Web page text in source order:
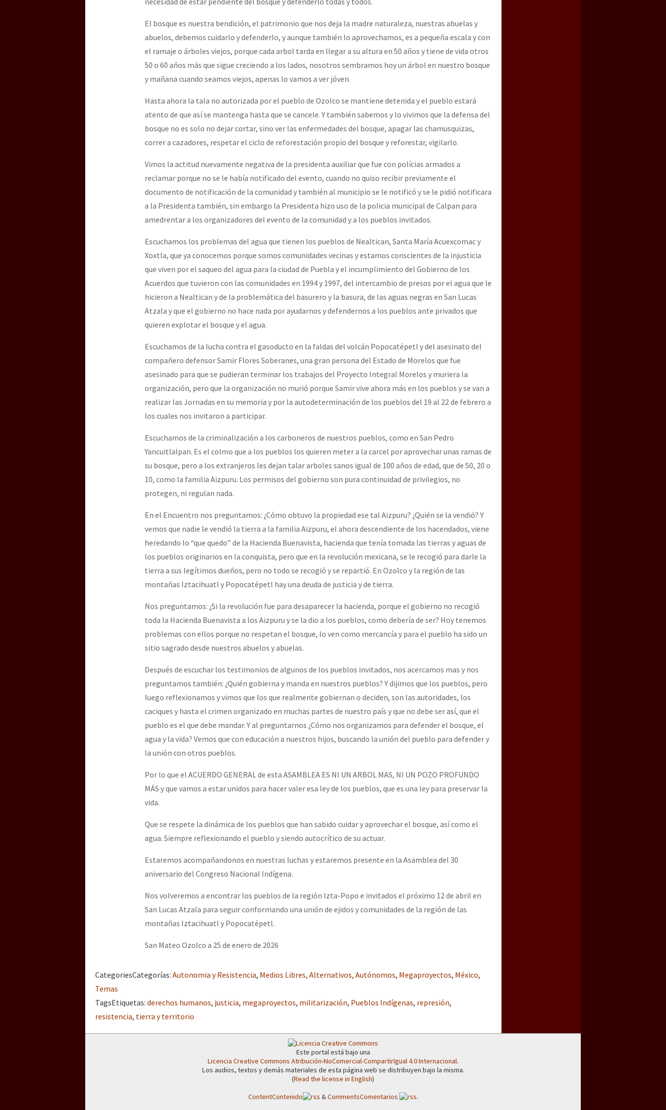
[25 abr – CDMX] Tokín por el CNI: 30 años de Resistencia y Rebeldía
El bosque es nuestra bendición, el patrimonio que nos deja la madre naturaleza, nuestras abuelas y
abuelos, debemos cuidarlo y defenderlo, y aunque también lo aprovechamos, es a pequeña escala y con
el ramaje o árboles viejos, porque cada arbol tarda en llegar a su altura en 50 años y tiene de vida otros
50 o 60 años más que sigue creciendo a los lados, nosotros sembramos hoy un árbol en nuestro bosque
y mañana cuando seamos viejos, apenas lo vamos a ver jóven.
Hasta ahora la tala no autorizada por el pueblo de Ozolco se mantiene detenida y el pueblo estará
atento de que así se mantenga hasta que se cancele. Y también sabemos y lo vivimos que la defensa del
bosque no es solo no dejar cortar, sino ver las enfermedades del bosque, apagar las chamusquizas,
correr a cazadores, respetar el ciclo de reforestación propio del bosque y reforestar, vigilarlo.
Vimos la actitud nuevamente negativa de la presidenta auxiliar que fue con polícias armados a
reclamar porque no se le había notificado del evento, cuando no quiso recibir previamente el
documento de notificación de la comunidad y también al municipio se le notificó y se le pidió notificara
a la Presidenta también, sin embargo la Presidenta hizo uso de la policia municipal de Calpan para
amedrentar a los organizadores del evento de la comunidad y a los pueblos invitados.
Escuchamos los problemas del agua que tienen los pueblos de Nealtican, Santa María Acuexcomac y
Xoxtla, que ya conocemos porque somos comunidades vecinas y estamos conscientes de la injusticia
que viven por el saqueo del agua para la ciudad de Puebla y el incumplimiento del Gobierno de los
Acuerdos que tuvieron con las comunidades en 1994 y 1997, del intercambio de presos por el agua que le
hicieron a Nealtican y de la problemática del basurero y la basura, de las aguas negras en San Lucas
Atzala y que el gobierno no hace nada por ayudarnos y defendernos a los pueblos ante privados que
quieren explotar el bosque y el agua.
Escuchamos de la lucha contra el gasoducto en la faldas del volcán Popocatépetl y del asesinato del
compañero defensor Samir Flores Soberanes, una gran persona del Estado de Morelos que fue
asesinado para que se pudieran terminar los trabajos del Proyecto Integral Morelos y muriera la
organización, pero que la organización no murió porque Samir vive ahora más en los pueblos y se van a
realizar las Jornadas en su memoria y por la autodeterminación de los pueblos del 19 al 22 de febrero a
los cuales nos invitaron a participar.
Escuchamos de la criminalización a los carboneros de nuestros pueblos, como en San Pedro
Yancuitlalpan. Es el colmo que a los pueblos los quieren meter a la carcel por aprovechar unas ramas de
su bosque, pero a los extranjeros les dejan talar arboles sanos igual de 100 años de edad, que de 50, 20 o
10, como la familia Aizpuru. Los permisos del gobierno son pura continuidad de privilegios, no
protegen, ni regulan nada.
En el Encuentro nos preguntamos: ¿Cómo obtuvo la propiedad ese tal Aizpuru? ¿Quién se la vendió? Y
vemos que nadie le vendió la tierra a la familia Aizpuru, el ahora descendiente de los hacendados, viene
heredando lo “que quedo” de la Hacienda Buenavista, hacienda que tenía tomada las tierras y aguas de
los pueblos originarios en la conquista, pero que en la revolución mexicana, se le recogió para darle la
tierra a sus legítimos dueños, pero no todo se recogió y se repartió. En Ozolco y la región de las
montañas Iztacihuatl y Popocatépetl hay una deuda de justicia y de tierra.
Nos preguntamos: ¿Si la revolución fue para desaparecer la hacienda, porque el gobierno no recogió
toda la Hacienda Buenavista a los Aizpuru y se la dio a los pueblos, como debería de ser? Hoy tenemos
problemas con ellos porque no respetan el bosque, lo ven como mercancía y para el pueblo ha sido un
sitio sagrado desde nuestros abuelos y abuelas.
Después de escuchar los testimonios de algunos de los pueblos invitados, nos acercamos mas y nos
preguntamos también: ¿Quién gobierna y manda en nuestros pueblos? Y dijimos que los pueblos, pero
luego reflexionamos y vimos que los que realmente gobiernan o deciden, son las autoridades, los
caciques y hasta el crimen organizado en muchas partes de nuestro país y que no debe ser así, que el
pueblo es el que debe mandar. Y al preguntarnos ¿Cómo nos organizamos para defender el bosque, el
agua y la vida? Vemos que con educación a nuestros hijos, buscando la unión del pueblo para defender y
la unión con otros pueblos.
Por lo que el ACUERDO GENERAL de esta ASAMBLEA ES NI UN ARBOL MAS, NI UN POZO PROFUNDO
MÁS y que vamos a estar unidos para hacer valer esa ley de los pueblos, que es una ley para preservar la
vida.
Que se respete la dinámica de los pueblos que han sabido cuidar y aprovechar el bosque, así como el
agua. Siempre reflexionando el pueblo y siendo autocrítico de su actuar.
Estaremos acompañandonos en nuestras luchas y estaremos presente en la Asamblea del 30
aniversario del Congreso Nacional Indígena.
Nos volveremos a encontrar los pueblos de la región Izta-Popo e invitados el próximo 12 de abril en
San Lucas Atzala para seguir conformando una unión de ejidos y comunidades de la región de las
montañas Iztacihuatl y Popocatépetl.
San Mateo Ozolco a 25 de enero de 2026
CategoriesCategorías: Autonomia y Resistencia, Medios Libres, Alternativos, Autónomos, Megaproyectos, México,
Temas
TagsEtiquetas: derechos humanos, justicia, megaproyectos, militarización, Pueblos Indígenas, represión,
resistencia, tierra y territorio
Este portal está bajo una
Licencia Creative Commons Atribución-NoComercial-CompartirIgual 4.0 Internacional.
Los audios, textos y demás materiales de esta página web se distribuyen bajo la misma.
(Read the license in English)
ContentContenido &CommentsComentarios .